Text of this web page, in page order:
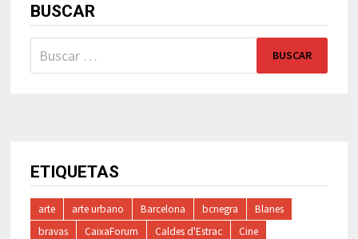
BUSCAR
Buscar:
ETIQUETAS
arte arte urbano Barcelona bcnegra
Blanes
bravas
CaixaForum Caldes d'Estrac
Cine